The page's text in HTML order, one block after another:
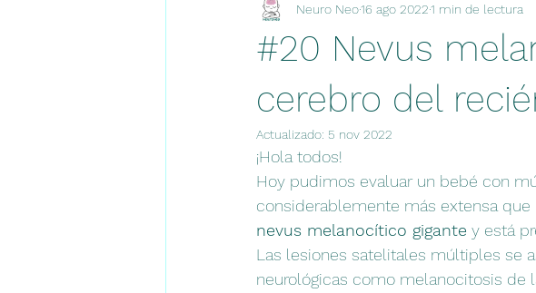
Pronóstico Diagnóstico
Consensos Novedades
#20 Nevus
cerebro del
Neuro Neo16 ago 20221 min de lectura
Actualizado: 5 nov 2022
¡Hola todos!
Hoy pudimos evaluar un bebé con
considerablemente más extensa
nevus melanocítico gigante y está
Las lesiones satelitales múltiples se
neurológicas como melanocitosis de